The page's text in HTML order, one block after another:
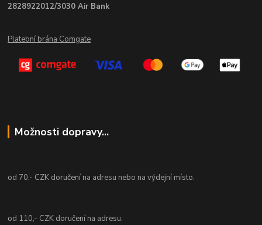
2828922012/3030 Air Bank
Platební brána Comgate
Možnosti dopravy...
od 70,- CZK doručení na adresu nebo na výdejní místo.
od 110,- CZK doručení na adresu.